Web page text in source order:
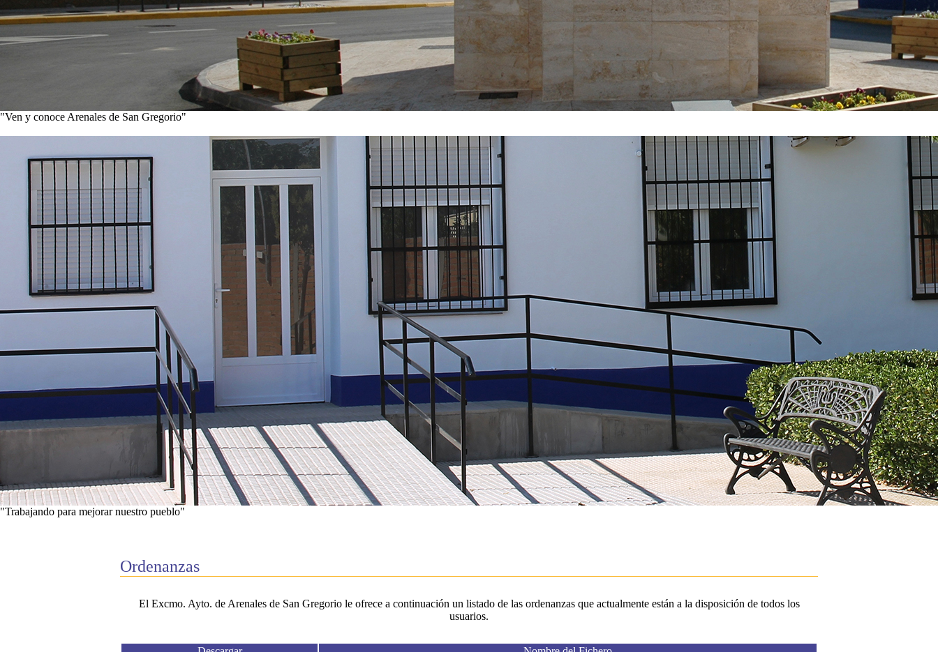
"Ven y conoce Arenales de San Gregorio"
"Trabajando para mejorar nuestro pueblo"
Ordenanzas
El Excmo. Ayto. de Arenales de San Gregorio le ofrece a continuación un listado de las ordenanzas que actualmente están a la disposición de todos los
usuarios.